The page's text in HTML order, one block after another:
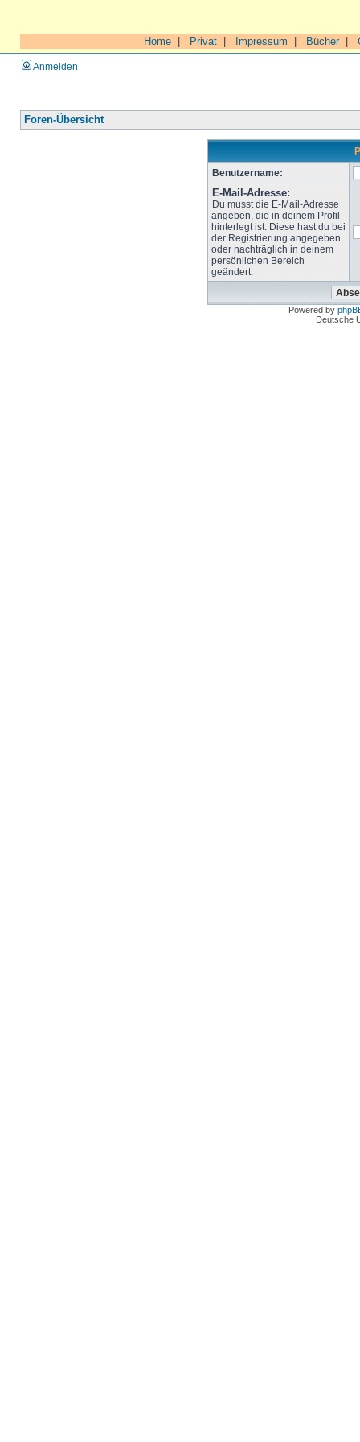
Home Privat Impressum Bücher|
Anmelden
Foren-Übersicht
Benutzername:
E-Mail-Adresse:
Du musst die E-Mail-Adresse
angeben, die in deinem Profil
hinterlegt ist. Diese hast du bei
der Registrierung angegeben
oder nachträglich in deinem
persönlichen Bereich
geändert.
Powered by
Deutsche